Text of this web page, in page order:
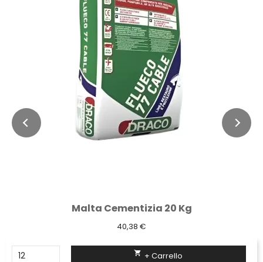
Malta Cementizia 20 Kg
40,38 €
 + Carrello